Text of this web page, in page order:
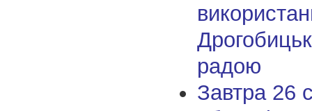
радою
Завтра 26